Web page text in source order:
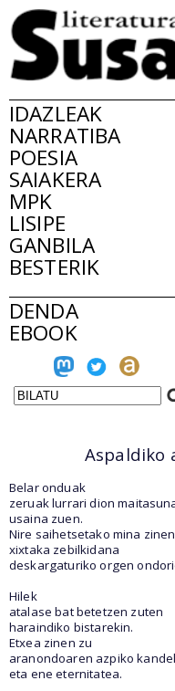
IDAZLEAK
NARRATIBA
POESIA
SAIAKERA
MPK
LISIPE
GANBILA
BESTERIK
DENDA
EBOOK
Aspaldiko
Belar onduak
zeruak lurrari dion
usaina zuen.
Nire saihetsetako mina
xixtaka zebilkidana
deskargaturiko orgen
Hilek
atalase bat betetzen zuten
haraindiko bistarekin.
Etxea zinen zu
aranondoaren azpiko
eta ene eternitatea.